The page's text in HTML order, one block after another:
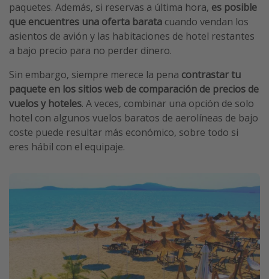
paquetes. Además, si reservas a última hora, es posible
que encuentres una oferta barata cuando vendan los
asientos de avión y las habitaciones de hotel restantes
a bajo precio para no perder dinero.
Sin embargo, siempre merece la pena contrastar tu
paquete en los sitios web de comparación de precios de
vuelos y hoteles. A veces, combinar una opción de solo
hotel con algunos vuelos baratos de aerolíneas de bajo
coste puede resultar más económico, sobre todo si
eres hábil con el equipaje.